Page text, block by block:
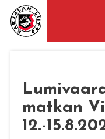
matkan
12.-